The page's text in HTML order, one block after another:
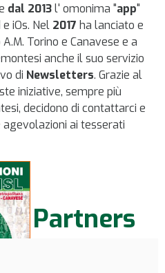
dal 2013l' omonima "app"
iOs. Nel 2017 ha lanciato e
Torino e Canavese e a
anche il suo servizio
di Newsletters. Grazie al
iniziative, sempre più
decidono di contattarci e
ai tesserati
Partners